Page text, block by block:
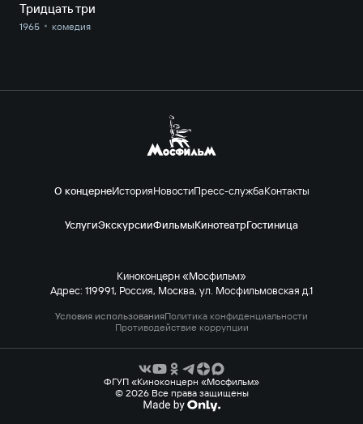
Тридцать три
1965 комедия
О концернеИсторияНовостиПресс-службаКонтакты
УслугиЭкскурсииФильмыКинотеатрГостиница
Киноконцерн «Мосфильм»
Адрес: 119991, Россия, Москва, ул. Мосфильмовская д.1
Условия использованияПолитика конфиденциальности
Противодействие коррупции
ФГУП «Киноконцерн «Мосфильм»
© 2026 Все права защищены